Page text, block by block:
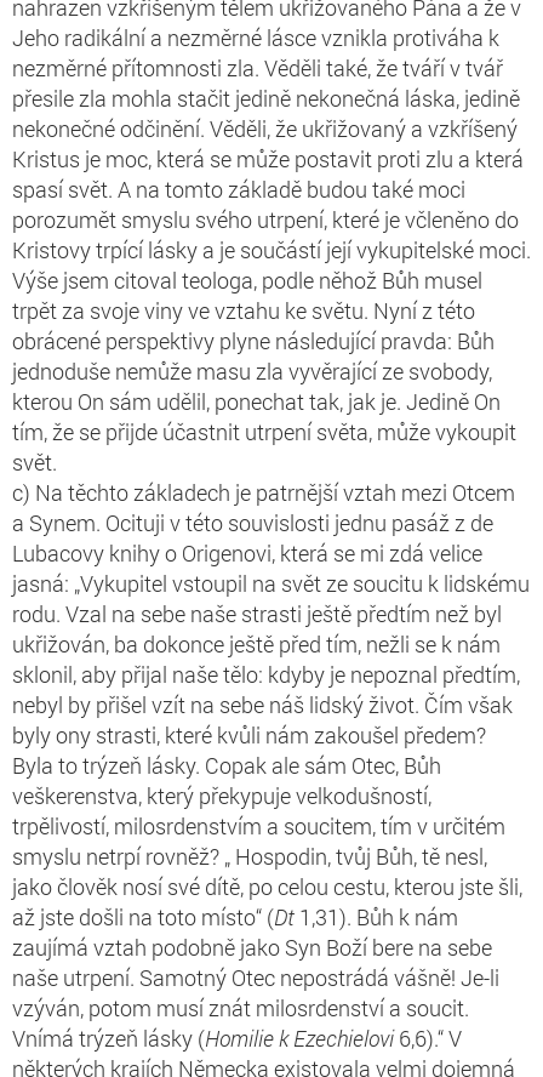
nahrazen vzkříšeným tělem ukřižovaného Pána a že v
Jeho radikální a nezměrné lásce vznikla protiváha k
nezměrné přítomnosti zla. Věděli také, že tváří v tvář
přesile zla mohla stačit jedině nekonečná láska, jedině
nekonečné odčinění. Věděli, že ukřižovaný a vzkříšený
Kristus je moc, která se může postavit proti zlu a která
spasí svět. A na tomto základě budou také moci
porozumět smyslu svého utrpení, které je včleněno do
Kristovy trpící lásky a je součástí její vykupitelské moci.
Výše jsem citoval teologa, podle něhož Bůh musel
trpět za svoje viny ve vztahu ke světu. Nyní z této
obrácené perspektivy plyne následující pravda: Bůh
jednoduše nemůže masu zla vyvěrající ze svobody,
kterou On sám udělil, ponechat tak, jak je. Jedině On
tím, že se přijde účastnit utrpení světa, může vykoupit
svět.
c) Na těchto základech je patrnější vztah mezi Otcem
a Synem. Ocituji v této souvislosti jednu pasáž z de
Lubacovy knihy o Origenovi, která se mi zdá velice
jasná: „Vykupitel vstoupil na svět ze soucitu k lidskému
rodu. Vzal na sebe naše strasti ještě předtím než byl
ukřižován, ba dokonce ještě před tím, nežli se k nám
sklonil, aby přijal naše tělo: kdyby je nepoznal předtím,
nebyl by přišel vzít na sebe náš lidský život. Čím však
byly ony strasti, které kvůli nám zakoušel předem?
Byla to trýzeň lásky. Copak ale sám Otec, Bůh
veškerenstva, který překypuje velkodušností,
trpělivostí, milosrdenstvím a soucitem, tím v určitém
smyslu netrpí rovněž? „ Hospodin, tvůj Bůh, tě nesl,
jako člověk nosí své dítě, po celou cestu, kterou jste šli,
až jste došli na toto místo“ (Dt 1,31). Bůh k nám
zaujímá vztah podobně jako Syn Boží bere na sebe
naše utrpení. Samotný Otec nepostrádá vášně! Je-li
vzýván, potom musí znát milosrdenství a soucit.
Vnímá trýzeň lásky (Homilie k Ezechielovi6,6).“ V
některých krajích Německa existovala velmi dojemná